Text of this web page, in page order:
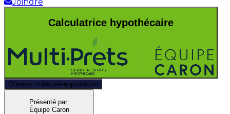
Calculatrice hypothécaire
Obtenez votre pré-approbation
Présenté par
Équipe Caron